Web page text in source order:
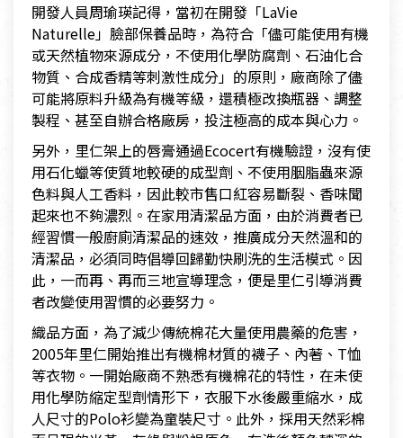
開發人員周瑜瑛記得，當初在開發「LaVie
Naturelle」臉部保養品時，為符合「儘可能使用有機
或天然植物來源成分，不使用化學防腐劑、石油化合
物質、合成香精等刺激性成分」的原則，廠商除了儘
可能將原料升級為有機等級，還積極改換瓶器、調整
製程、甚至自辦合格廠房，投注極高的成本與心力。
另外，里仁架上的唇膏通過Ecocert有機驗證，沒有使
用石化蠟等使質地較硬的成型劑、不使用胭脂蟲來源
色料與人工香料，因此較市售口紅容易斷裂、香味聞
起來也不夠濃烈。在家用清潔品方面，由於消費者已
經習慣一般廚廁清潔品的速效，推廣成分天然溫和的
清潔品，必須同時倡導回歸勤快刷洗的生活模式。因
此，一而再、再而三地宣導理念，便是里仁引導消費
者改變使用習慣的必要努力。
織品方面，為了減少傳統棉花大量使用農藥的危害，
2005年里仁開始推出有機棉材質的襪子、內著、T恤
等衣物。一開始廠商不熟悉有機棉花的特性，在未使
用化學防縮定型劑情形下，衣服下水後嚴重縮水，成
人尺寸的Polo衫變為童裝尺寸。此外，採用天然彩棉